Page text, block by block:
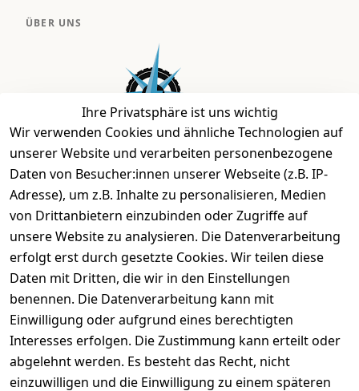
Ihre Privatsphäre ist uns wichtig
Wir verwenden Cookies und ähnliche Technologien auf
unserer Website und verarbeiten personenbezogene
Daten von Besucher:innen unserer Webseite (z.B. IP-
Adresse), um z.B. Inhalte zu personalisieren, Medien
von Drittanbietern einzubinden oder Zugriffe auf
unsere Website zu analysieren. Die Datenverarbeitung
erfolgt erst durch gesetzte Cookies. Wir teilen diese
Daten mit Dritten, die wir in den Einstellungen
benennen. Die Datenverarbeitung kann mit
Einwilligung oder aufgrund eines berechtigten
Interesses erfolgen. Die Zustimmung kann erteilt oder
abgelehnt werden. Es besteht das Recht, nicht
einzuwilligen und die Einwilligung zu einem späteren
ÜBER UNS
Bei uns findest Du das richtige Fahrgefühl. Auf über
2.400 m² bieten wir Dir die beste Beratung zu
Kinderfahrrädern über E-MTBs bis hin zu
Lastenfahrrädern und Elektrorollern.
EINKAUFEN
› Fahrrad Aachen
› Zahlungs- und Versandbedingungen